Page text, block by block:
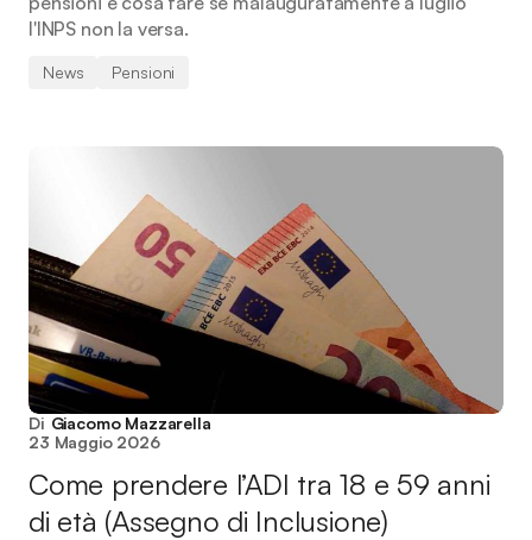
l'INPS non la versa.
News Pensioni
Di Giacomo Mazzarella
23 Maggio 2026
Come prendere l’ADI tra 18 e 59 anni
di età (Assegno di Inclusione)